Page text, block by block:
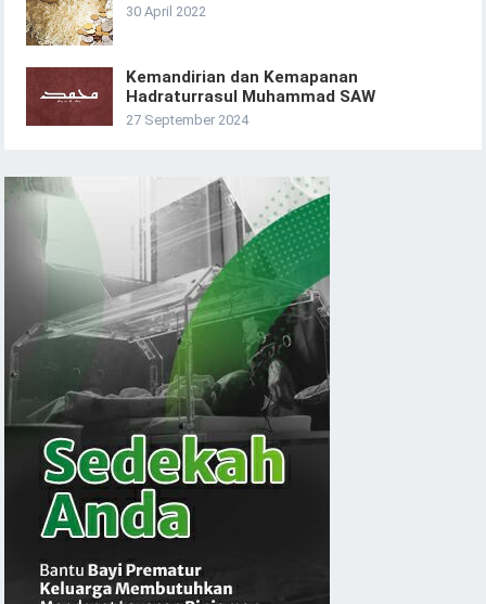
30 April 2022
Kemandirian dan Kemapanan
Hadraturrasul Muhammad SAW
27 September 2024